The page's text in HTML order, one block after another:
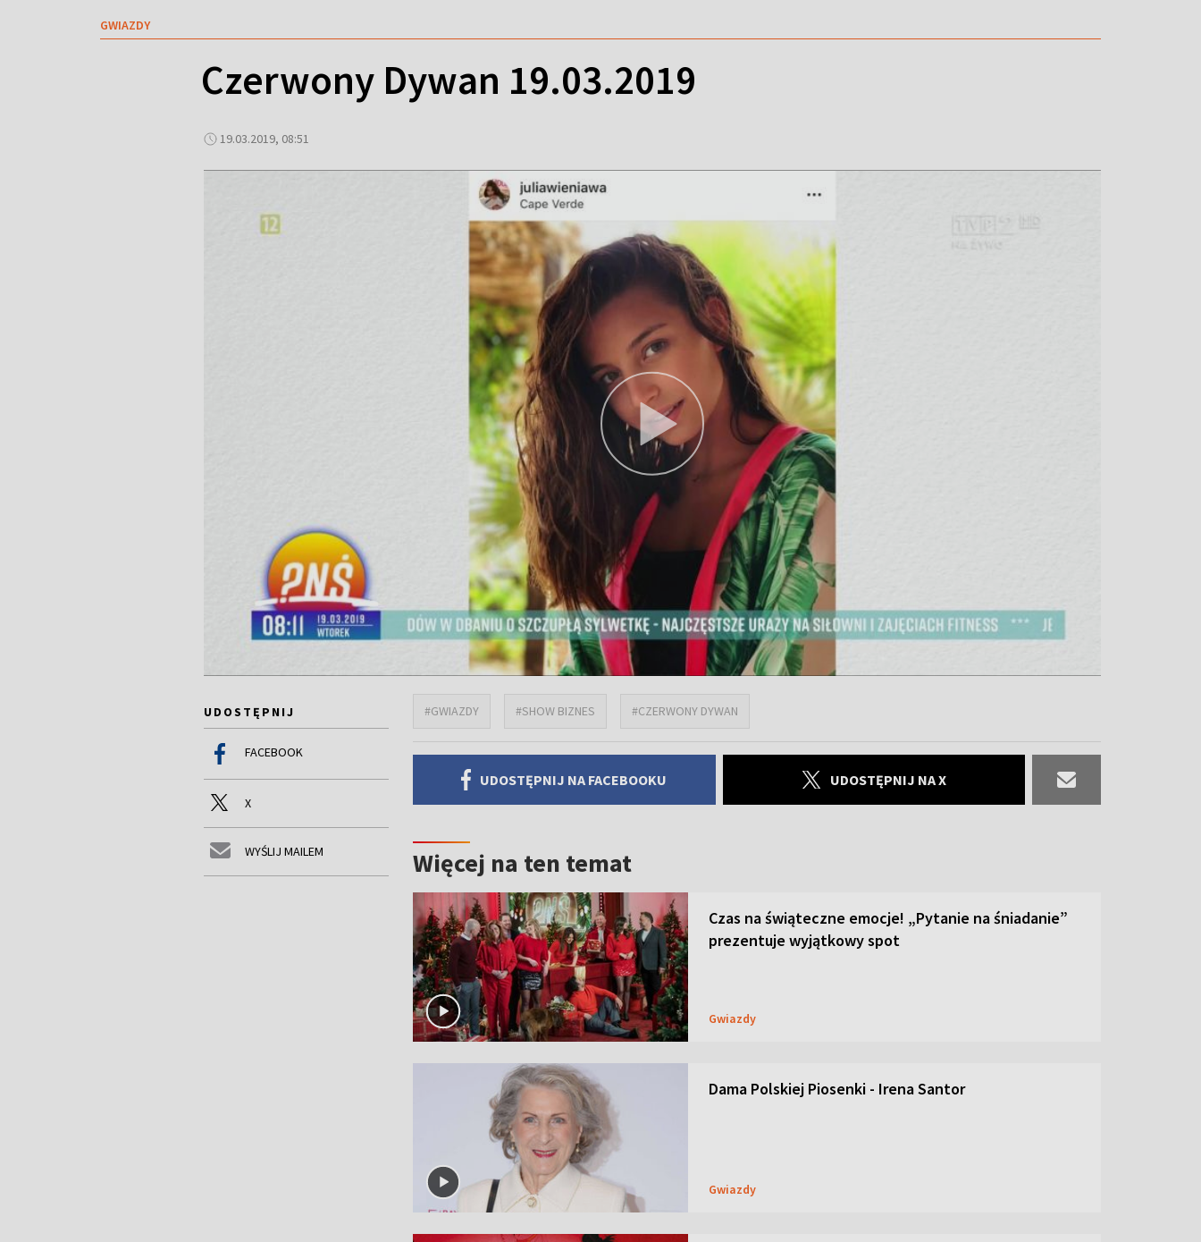
GWIAZDY
Czerwony Dywan 19.03.2019
19.03.2019, 08:51
UDOSTĘPNIJ
FACEBOOK
X
WYŚLIJ MAILEM
#GWIAZDY #SHOW BIZNES #CZERWONY DYWAN
UDOSTĘPNIJ NA FACEBOOKU UDOSTĘPNIJ NA X
Więcej na ten temat
Czas na świąteczne emocje! „Pytanie na śniadanie”
prezentuje wyjątkowy spot
Gwiazdy
Dama Polskiej Piosenki - Irena Santor
Gwiazdy